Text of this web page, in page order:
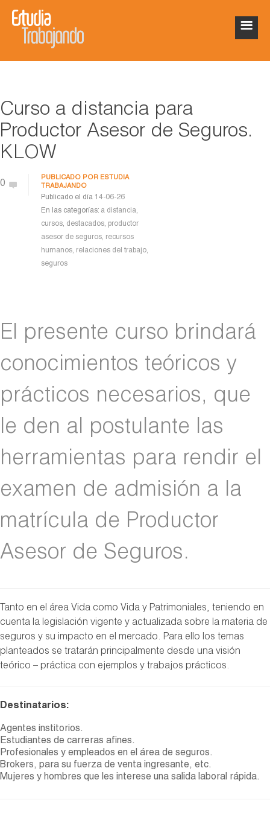
Curso a distancia para
Productor Asesor de Seguros.
KLOW
0
PUBLICADO POR ESTUDIA
TRABAJANDO
Publicado el día 14-06-26
En las categorías: a distancia,
cursos, destacados, productor
asesor de seguros, recursos
humanos, relaciones del trabajo,
seguros
El presente curso brindará
conocimientos teóricos y
prácticos necesarios, que
le den al postulante las
herramientas para rendir el
examen de admisión a la
matrícula de Productor
Asesor de Seguros.
Tanto en el área Vida como Vida y Patrimoniales, teniendo en
cuenta la legislación vigente y actualizada sobre la materia de
seguros y su impacto en el mercado. Para ello los temas
planteados se tratarán principalmente desde una visión
teórico – práctica con ejemplos y trabajos prácticos.
Destinatarios:
Agentes institorios.
Estudiantes de carreras afines.
Profesionales y empleados en el área de seguros.
Brokers, para su fuerza de venta ingresante, etc.
Mujeres y hombres que les interese una salida laboral rápida.